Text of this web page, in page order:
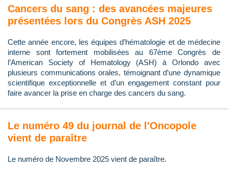
Cancers du sang : des avancées majeures
présentées lors du Congrès ASH 2025
Cette année encore, les équipes d’hématologie et de médecine
interne sont fortement mobilisées au 67ème Congrès de
l’American Society of Hematology (ASH) à Orlondo avec
plusieurs communications orales, témoignant d’une dynamique
scientifique exceptionnelle et d’un engagement constant pour
faire avancer la prise en charge des cancers du sang.
Le numéro 49 du journal de l'Oncopole
vient de paraître
Le numéro de Novembre 2025 vient de paraître.